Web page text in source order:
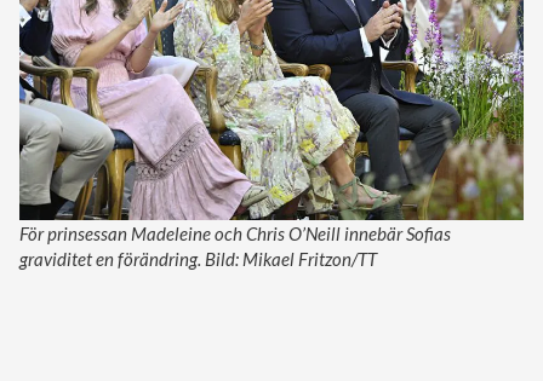
För prinsessan Madeleine och Chris O’Neill innebär Sofias
graviditet en förändring. Bild: Mikael Fritzon/TT